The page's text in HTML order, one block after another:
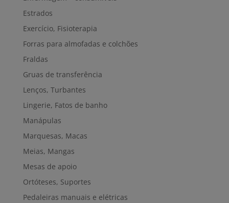
Estrados
Exercício, Fisioterapia
Forras para almofadas e colchões
Fraldas
Gruas de transferência
Lenços, Turbantes
Lingerie, Fatos de banho
Manápulas
Marquesas, Macas
Meias, Mangas
Mesas de apoio
Ortóteses, Suportes
Pedaleiras manuais e elétricas